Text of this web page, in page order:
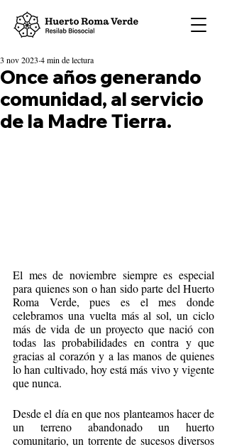
Once años generando
comunidad, al servicio
de la Madre Tierra.
3 nov 2023 4 min de lectura
El mes de noviembre siempre es especial
para quienes son o han sido parte del Huerto
Roma Verde, pues es el mes donde
celebramos una vuelta más al sol, un ciclo
más de vida de un proyecto que nació con
todas las probabilidades en contra y que
gracias al corazón y a las manos de quienes
lo han cultivado, hoy está más vivo y vigente
que nunca.
Desde el día en que nos planteamos hacer de
un terreno abandonado un huerto
comunitario, un torrente de sucesos diversos